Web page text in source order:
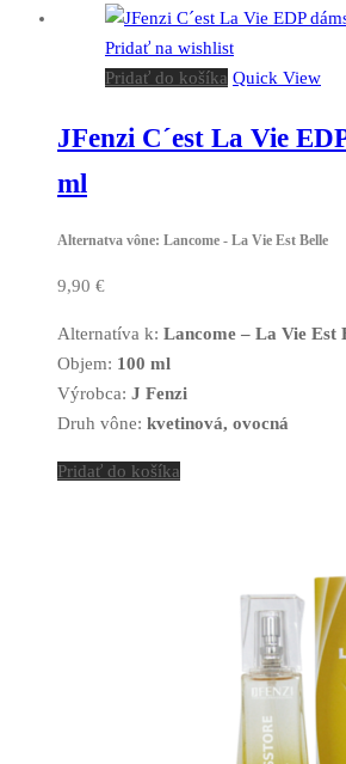
Pridať na wishlist
Pridať do košíka Quick View
JFenzi C´est La Vie
ml
Alternatva vône: Lancome - La Vie Est Belle
9,90 €
Alternatíva k: Lancome – La Vie Est
Objem: 100 ml
Výrobca: J Fenzi
Druh vône: kvetinová, ovocná
Pridať do košíka